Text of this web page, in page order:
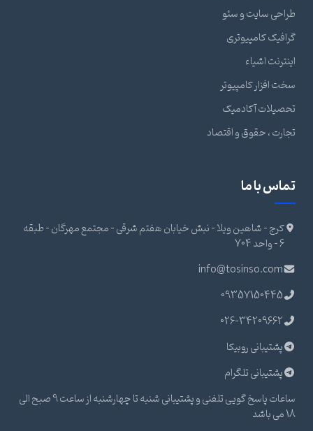
طراحی سایت و سئو
گرافیک کامپیوتری
اینترنت اشیاء
سخت افزار کامپیوتر
تحصیلات آکادمیک
تجارت ، حقوق و اقتصاد
تماس با ما
کرج - شاهین ویلا - نبش خیابان هفتم شرقی - مجتمع مهرگان - طبقه
6 - واحد 704
info@tosinso.com
09357150445
026-34209662
پشتیبانی روبیکا
پشتیبانی تلگرام
ساعات پاسخ گویی تلفنی و پشتیبانی شنبه تا چهارشنبه از ساعت 9 صبح الی
18 می باشد